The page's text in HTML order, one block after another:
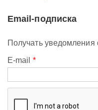
Email-подписка
Получать уведомления
E-mail *